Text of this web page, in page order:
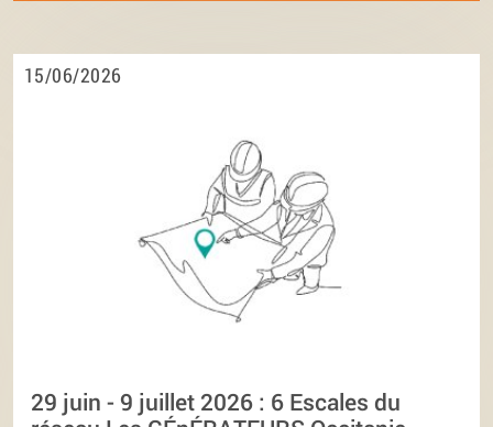
15/06/2026
29 juin - 9 juillet 2026 : 6 Escales du